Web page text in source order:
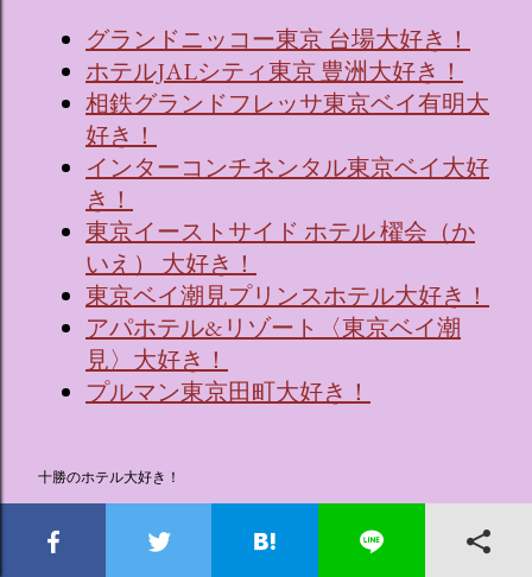
グランドニッコー東京 台場大好き！
ホテルJALシティ東京 豊洲大好き！
相鉄グランドフレッサ東京ベイ有明大
好き！
インターコンチネンタル東京ベイ大好
き！
東京イーストサイド ホテル 櫂会（か
いえ） 大好き！
東京ベイ潮見プリンスホテル大好き！
アパホテル&リゾート〈東京ベイ潮
見〉大好き！
プルマン東京田町大好き！
十勝のホテル大好き！
森のスパリゾート 北海道ホテル大好